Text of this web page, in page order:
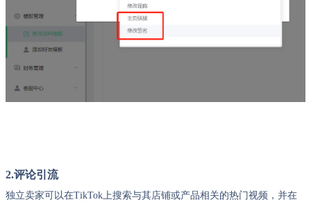
2.评论引流
独立卖家可以在TikTok上搜索与其店铺或产品相关的热门视频，并在